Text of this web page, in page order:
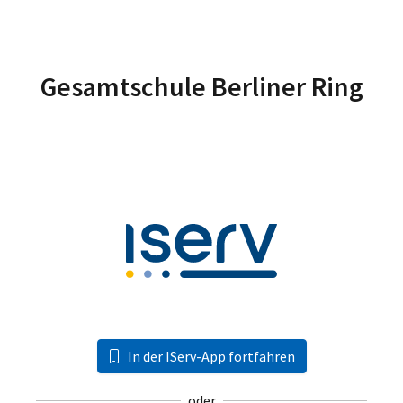
Gesamtschule Berliner Ring
In der IServ-App fortfahren